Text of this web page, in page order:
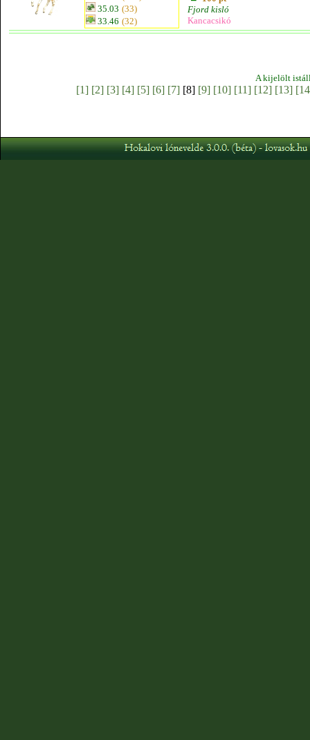
35.03 (33)
33.46 (32)
Fjord kisló
Kancacsikó
A kijelölt
[1] [2] [3] [4] [5] [6] [7][8] [9] [10] [11] [12] [13]